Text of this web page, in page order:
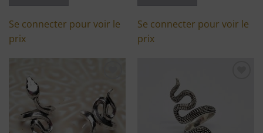
Se connecter pour voir le
prix
Se connecter pour voir le
prix
Ajouter
à ma
liste
d'envies